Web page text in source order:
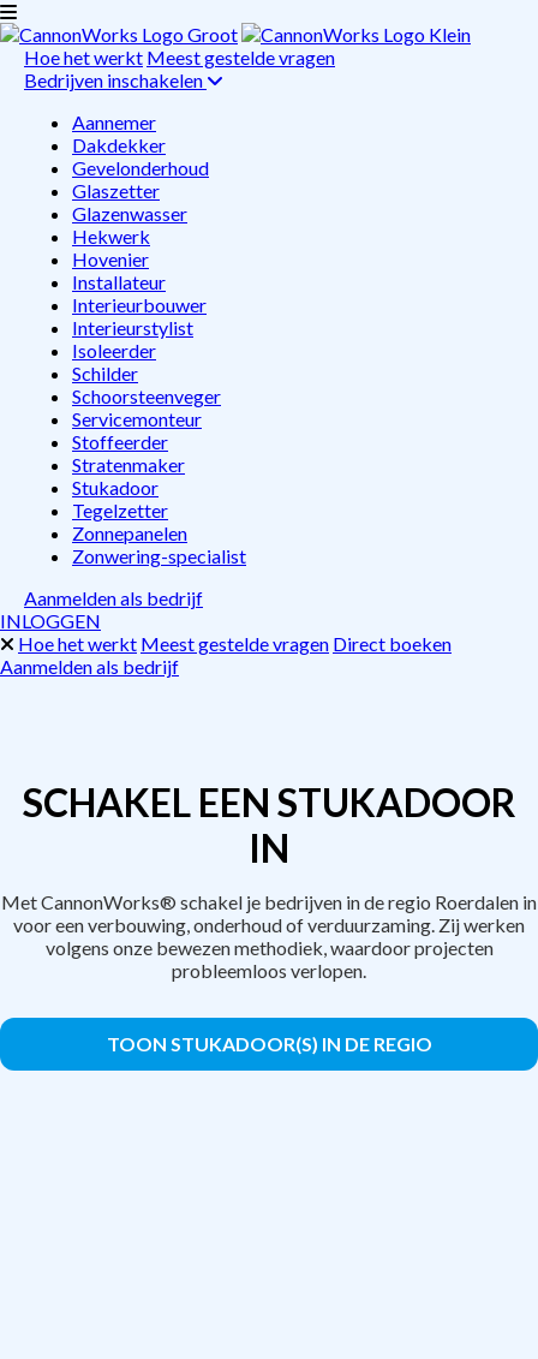
Hoe het werkt Meest gestelde vragen
Bedrijven inschakelen
Aannemer
Dakdekker
Gevelonderhoud
Glaszetter
Glazenwasser
Hekwerk
Hovenier
Installateur
Interieurbouwer
Interieurstylist
Isoleerder
Schilder
Schoorsteenveger
Servicemonteur
Stoffeerder
Stratenmaker
Stukadoor
Tegelzetter
Zonnepanelen
Zonwering-specialist
Aanmelden als bedrijf
INLOGGEN
Hoe het werkt Meest gestelde vragen Direct boeken
Aanmelden als bedrijf
SCHAKEL EEN STUKADOOR
IN
Met CannonWorks® schakel je bedrijven in de regio Roerdalen in
voor een verbouwing, onderhoud of verduurzaming. Zij werken
volgens onze bewezen methodiek, waardoor projecten
probleemloos verlopen.
TOON STUKADOOR(S) IN DE REGIO